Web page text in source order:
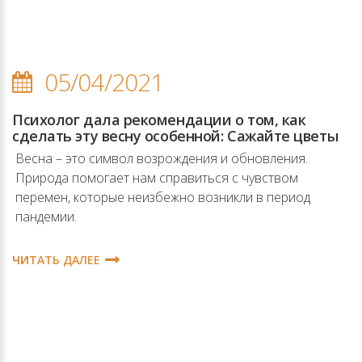
05/04/2021
Психолог дала рекомендации о том, как
сделать эту весну особенной: Сажайте цветы
Весна – это символ возрождения и обновления.
Природа помогает нам справиться с чувством
перемен, которые неизбежно возникли в период
пандемии.
ЧИТАТЬ ДАЛЕЕ